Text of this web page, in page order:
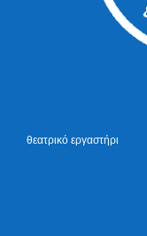
θεατρικό εργαστήρι